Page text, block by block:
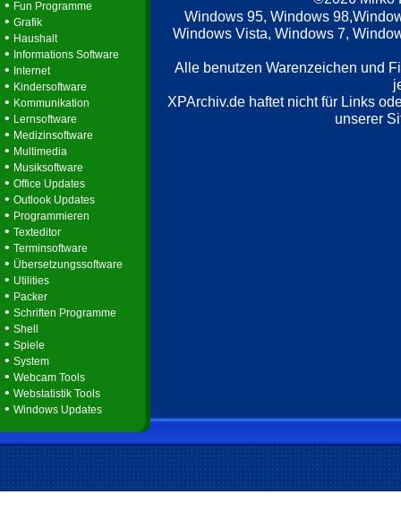
• Fun Programme
• Grafik
• Haushalt
• Informations Software
• Internet
• Kindersoftware
• Kommunikation
• Lernsoftware
• Medizinsoftware
• Multimedia
• Musiksoftware
• Office Updates
• Outlook Updates
• Programmieren
• Texteditor
• Terminsoftware
• Übersetzungssoftware
• Utilities
• Packer
• Schriften Programme
• Shell
• Spiele
• System
• Webcam Tools
• Webstatistik Tools
• Windows Updates
Windows 95, Windows
Windows Vista, Windows 7,
Alle benutzen Warenzeichen und
XPArchiv.de haftet nicht für Links
unserer